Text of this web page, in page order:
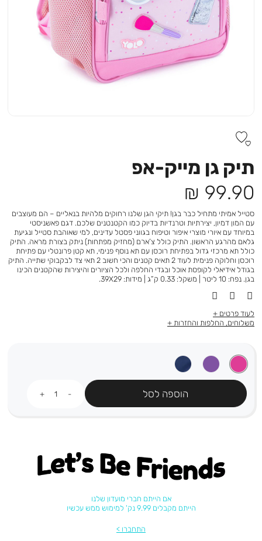
תיק גן מייק-אפ
מחיר
מוצר
99.90 ₪
סטייל אמיתי מתחיל כבר בגן! תיקי הגן שלנו רחוקים מלהיות בנאליים – הם מעוצבים
עם המון דמיון, יצירתיות וטרנדיות בדיוק כמו הקטנטנים שלכם. דגם פאשניסטי
במיוחד עם איורי מוצרי איפור וטיפוח בגווני פסטל עדינים, למי שאוהבת סטייל ונגיעת
גלאם מהרגע הראשון. התיק כולל צ’ארם (מחזיק מפתחות) ניתק בצורת מראה. התיק
כולל תא מרכזי גדול בפתיחת רוכסן עם תא נוסף פנימי, תא קטן פרונטלי עם פתיחת
רוכסן וחלוקה פנימית לעוד 2 תאים קטנים והכי חשוב 2 תאי צד לבקבוקי שתייה. התיק
בגודל אידיאלי לקופסת אוכל ובגדי החלפה ולכל הציורים והיצירות שהקטנים הכינו
בגן. נפח: 10 ליטר | משקל: 0.33 ק”ג | מידות: 39X29.
לעוד פרטים
משלוחים, החלפות והחזרות
הוספה לסל
Let's be friends
אם הייתם חברי מועדון שלנו
הייתם מקבלים 9.99 נק' למימוש ממש עכשיו
התחברו